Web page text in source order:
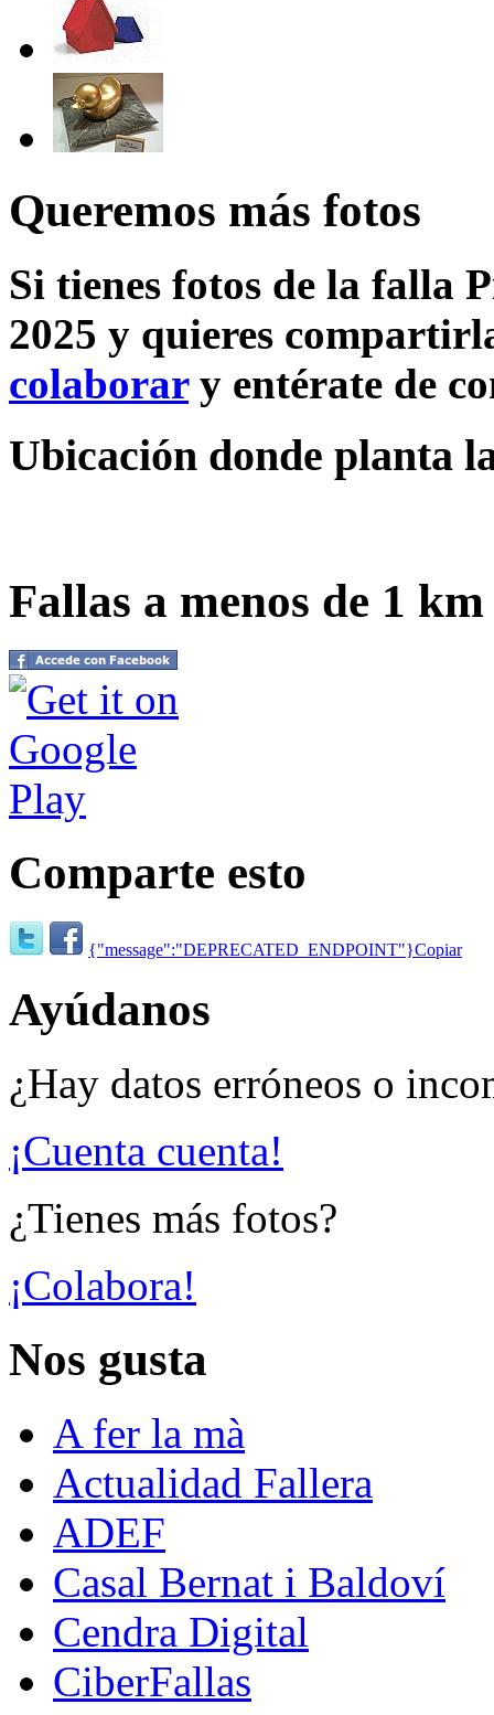
Queremos más fotos
Si tienes fotos de la falla
2025 y quieres
colaborary entérate de
Ubicación donde planta
Fallas a menos de 1
Comparte esto
{"message":"DEPRECATED_ENDPOINT"}Copiar
Ayúdanos
¿Hay datos erróneos o
¡Cuenta cuenta!
¿Tienes más fotos?
¡Colabora!
Nos gusta
A fer la mà
Actualidad Fallera
ADEF
Casal Bernat i Baldoví
Cendra Digital
CiberFallas